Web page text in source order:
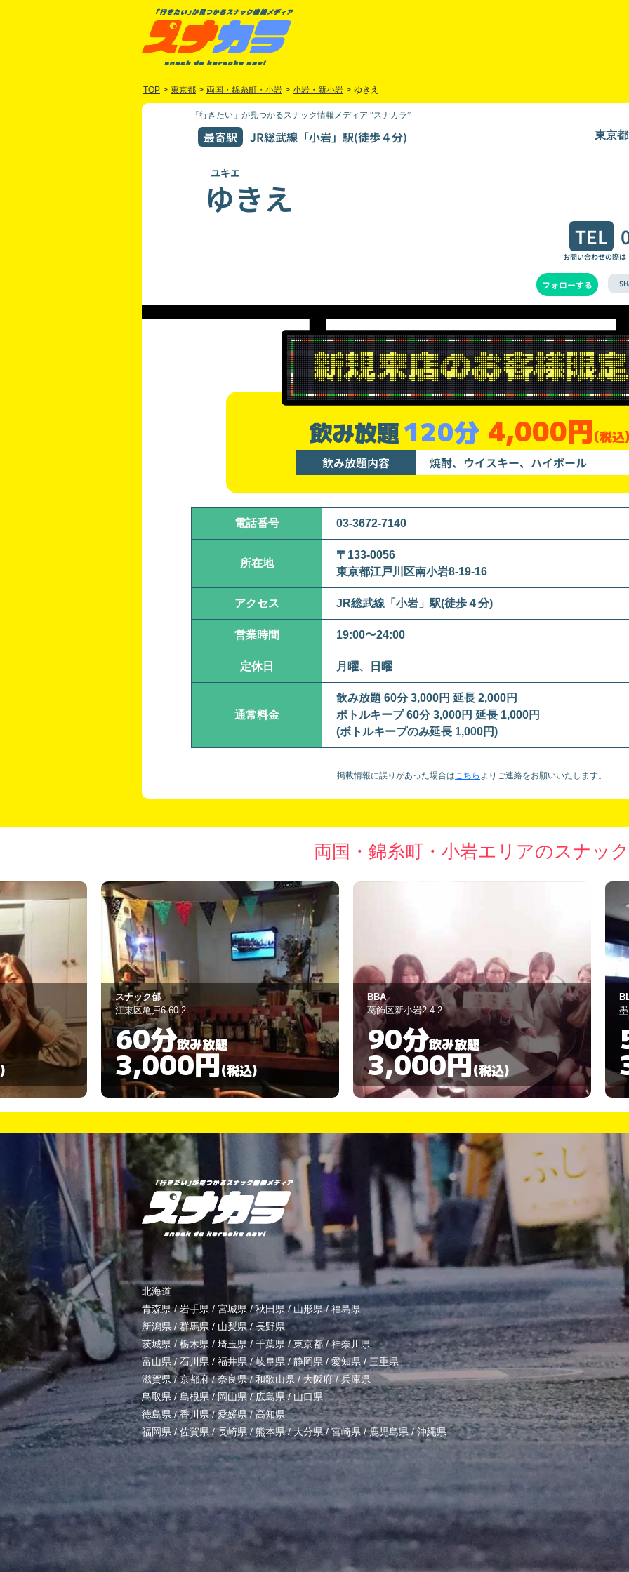
TOP > 東京都 > 両国・錦糸町・小岩 > 小岩・新小岩 > ゆきえ
「行きたい」が見つかるスナック情報メディア “スナカラ”
最寄駅 JR総武線「小岩」駅(徒歩４分) 東京
ユキエ
ゆきえ
TEL
お問い合わせの際
フォローする
飲み放題120分 4,000円(税込
飲み放題内容 焼酎、ウイスキー、ハイボール
電話番号 03-3672-7140
所在地
〒133-0056
東京都江戸川区南小岩8-19-16
アクセス JR総武線「小岩」駅(徒歩４分)
営業時間 19:00〜24:00
定休日 月曜、日曜
通常料金
飲み放題 60分 3,000円 延長 2,000円
ボトルキープ 60分 3,000円 延長 1,000円
(ボトルキープのみ延長 1,000円)
掲載情報に誤りがあった場合はこちら より ご連絡をお願いいたします。
両国・錦糸町・小岩エリアのスナック
BBA
葛飾区新小岩2-4-2
90分飲み放題
3,000円(税込)
BLENDA
墨田区江東橋3-5-8-5F-B号室
50分飲み放題
3,000円(税込)
北海道
青森県/岩手県 / 宮城県 /秋田県 /山形県/福島県
新潟県 / 群馬県 / 山梨県/長野県
茨城県 / 栃木県 / 埼玉県/ 千葉県 /東京都/神奈川県
富山県/ 石川県 / 福井県/岐阜県/静岡県/ 愛知県 / 三重県
滋賀県/京都府/奈良県/和歌山県 /大阪府/兵庫県
鳥取県/島根県/岡山県/広島県/山口県
徳島県/香川県/愛媛県/高知県
福岡県/佐賀県/長崎県 /熊本県/大分県/宮崎県/鹿児島県/沖縄県